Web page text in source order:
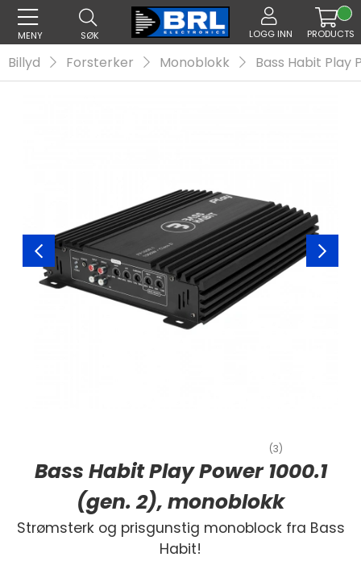
MENY SØK LOGG INN PRODUCTS
Billyd Forsterker Monoblokk Bass Habit Play
(3)
Bass Habit Play Power 1000.1
(gen. 2), monoblokk
Strømsterk og prisgunstig monoblock fra Bass
Habit!